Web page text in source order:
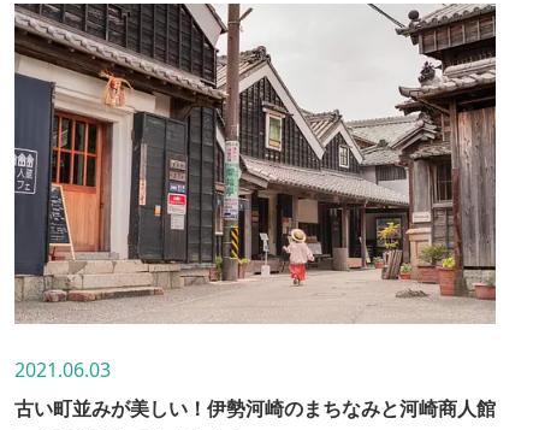
2021.06.03
古い町並みが美しい！伊勢河崎のまちなみと河崎商人館